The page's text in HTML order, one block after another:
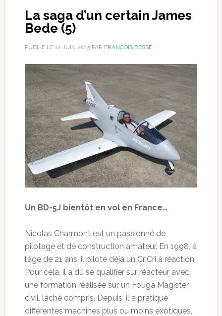
La saga d’un certain James
Bede (5)
PUBLIÉ LE 12 JUIN 2015PAR FRANÇOIS BESSE
Un BD-5J bientôt en vol en France…
Nicolas Charmont est un passionné de
pilotage et de construction amateur. En 1998, à
l’âge de 21 ans, il pilote déjà un CriCri à réaction.
Pour cela, il a dû se qualifier sur réacteur avec
une formation réalisée sur un Fouga Magister
civil, lâché compris. Depuis, il a pratiqué
différentes machines plus ou moins exotiques,